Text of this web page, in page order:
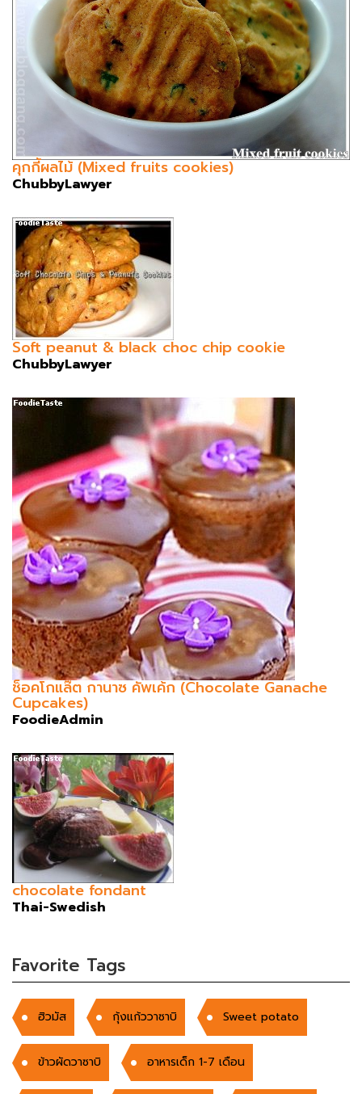
คุกกี้ผลไม้ (Mixed fruits cookies)
ChubbyLawyer
Soft peanut & black choc chip cookie
ChubbyLawyer
ช็อคโกแล๊ต กานาซ คัพเค้ก (Chocolate Ganache
Cupcakes)
FoodieAdmin
chocolate fondant
Thai-Swedish
Favorite Tags
ฮิวมัส กุ้งแก้ววาซาบิ Sweet potato
ข้าวผัดวาซาบิ อาหารเด็ก 1-7 เดือน